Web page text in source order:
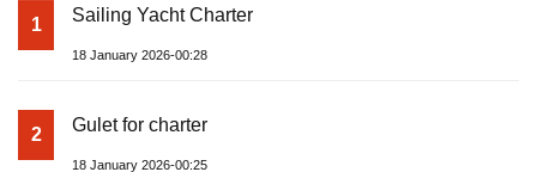
1 Sailing Yacht Charter
18 January 2026-00:28
2 Gulet for charter
18 January 2026-00:25